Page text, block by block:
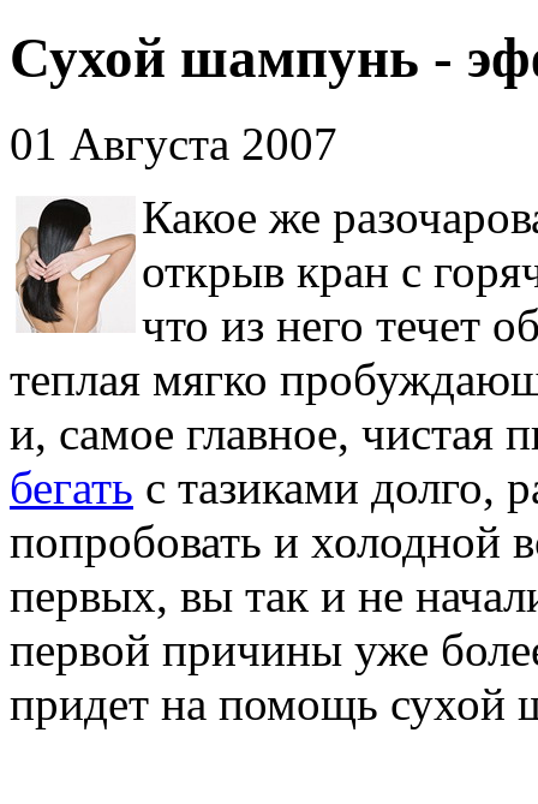
Сухой шампунь -
01 Августа 2007
Какое же
открыв кран с
что из него течет
теплая мягко
и, самое главное,
бегать с тазиками долго,
попробовать и холодной
первых, вы так и не
первой причины уже
придет на помощь сухой